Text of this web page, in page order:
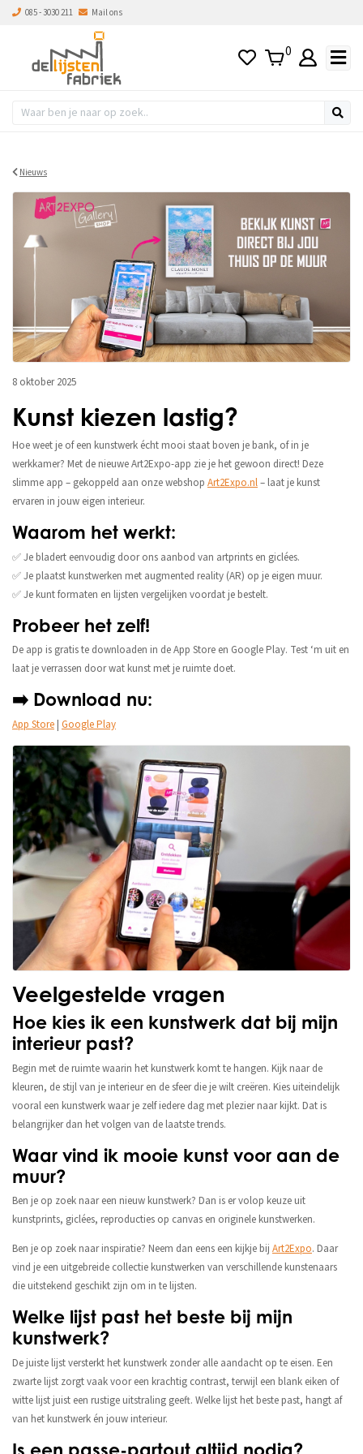
085 - 3030 211 Mail ons
0
Nieuws
8 oktober 2025
Kunst kiezen lastig?
Hoe weet je of een kunstwerk écht mooi staat boven je bank, of in je
werkkamer? Met de nieuwe Art2Expo-app zie je het gewoon direct! Deze
slimme app – gekoppeld aan onze webshop Art2Expo.nl– laat je kunst
ervaren in jouw eigen interieur.
Waarom het werkt:
✅ Je bladert eenvoudig door ons aanbod van artprints en giclées.
✅ Je plaatst kunstwerken met augmented reality (AR) op je eigen muur.
✅ Je kunt formaten en lijsten vergelijken voordat je bestelt.
Probeer het zelf!
De app is gratis te downloaden in de App Store en Google Play. Test ‘m uit en
laat je verrassen door wat kunst met je ruimte doet.
➡️ Download nu:
App Store| Google Play
Veelgestelde vragen
Hoe kies ik een kunstwerk dat bij mijn
interieur past?
Begin met de ruimte waarin het kunstwerk komt te hangen. Kijk naar de
kleuren, de stijl van je interieur en de sfeer die je wilt creëren. Kies uiteindelijk
vooral een kunstwerk waar je zelf iedere dag met plezier naar kijkt. Dat is
belangrijker dan het volgen van de laatste trends.
Waar vind ik mooie kunst voor aan de
muur?
Ben je op zoek naar een nieuw kunstwerk? Dan is er volop keuze uit
kunstprints, giclées, reproducties op canvas en originele kunstwerken.
Ben je op zoek naar inspiratie? Neem dan eens een kijkje bij Art2Expo. Daar
vind je een uitgebreide collectie kunstwerken van verschillende kunstenaars
die uitstekend geschikt zijn om in te lijsten.
Welke lijst past het beste bij mijn
kunstwerk?
De juiste lijst versterkt het kunstwerk zonder alle aandacht op te eisen. Een
zwarte lijst zorgt vaak voor een krachtig contrast, terwijl een blank eiken of
witte lijst juist een rustige uitstraling geeft. Welke lijst het beste past, hangt af
van het kunstwerk én jouw interieur.
Is een passe-partout altijd nodig?